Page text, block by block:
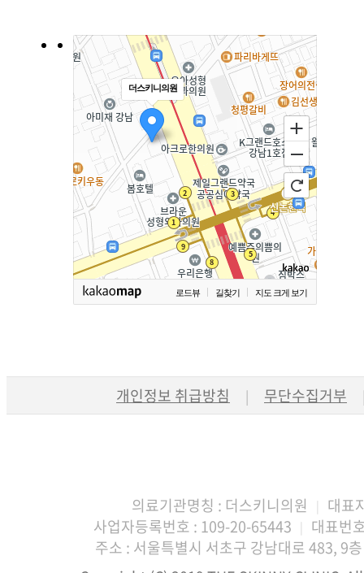
더스키니의원
로드뷰 길찾기 지도 크게 보기
개인정보 취급방침 | 무단수집거부
의료기관명칭 : 더스키니의원 |
대표
사업자등록번호 : 109-20-65443 |
대표번
주소 : 서울특별시 서초구 강남대로 483, 9